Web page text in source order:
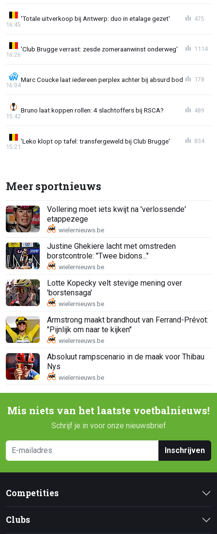
'Totale uitverkoop bij Antwerp: duo in etalage gezet'
16:45
475
'Club Brugge verrast: zesde zomeraanwinst onderweg'
16:26
1114
Marc Coucke laat iedereen perplex achter bij absurd bod
16:04
178
Bruno laat koppen rollen: 4 slachtoffers bij RSCA?
15:42
489
'Leko klopt op tafel: transfergeweld bij Club Brugge'
15:21
834
Meer sportnieuws
Vollering moet iets kwijt na 'verlossende'
etappezege
Justine Ghekiere lacht met omstreden
borstcontrole: "Twee bidons..."
Lotte Kopecky velt stevige mening over
'borstensaga'
Armstrong maakt brandhout van Ferrand-Prévot:
"Pijnlijk om naar te kijken"
Absoluut rampscenario in de maak voor Thibau
Nys
Mis niets van het laatste voetbalnieuws!
Schrijf je in voor onze nieuwsbrief
Inschrijven
Competities
Clubs